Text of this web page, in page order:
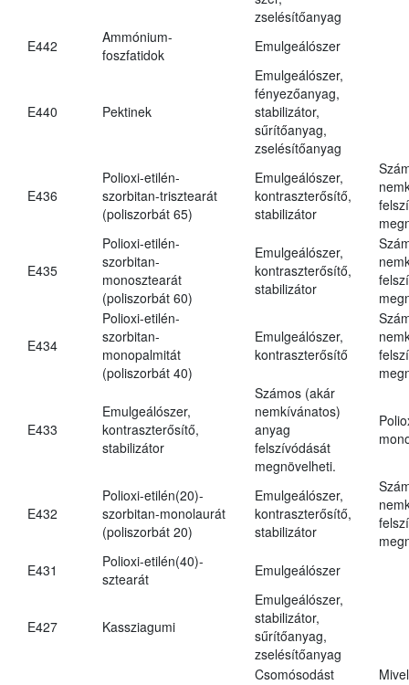
zselésítőanyag
E442
Ammónium-
foszfatidok
Emulgeálószer
E440 Pektinek
Emulgeálószer,
fényezőanyag,
stabilizátor,
sűrítőanyag,
zselésítőanyag
E436
Polioxi-etilén-
szorbitan-trisztearát
(poliszorbát 65)
Emulgeálószer,
kontraszterősítő,
stabilizátor
E435
Polioxi-etilén-
szorbitan-
monosztearát
(poliszorbát 60)
Emulgeálószer,
kontraszterősítő,
stabilizátor
E434
Polioxi-etilén-
szorbitan-
monopalmitát
(poliszorbát 40)
Emulgeálószer,
kontraszterősítő
E433
Emulgeálószer,
kontraszterősítő,
stabilizátor
Számos (akár
nemkívánatos)
anyag
felszívódását
megnövelheti.
E432
Polioxi-etilén(20)-
szorbitan-monolaurát
(poliszorbát 20)
Emulgeálószer,
kontraszterősítő,
stabilizátor
E431
Polioxi-etilén(40)-
sztearát
Emulgeálószer
E427 Kassziagumi
Emulgeálószer,
stabilizátor,
sűrítőanyag,
zselésítőanyag
Csomósodást